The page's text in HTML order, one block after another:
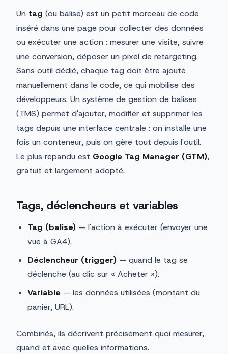
Un tag (ou balise) est un petit morceau de code
inséré dans une page pour collecter des données
ou exécuter une action : mesurer une visite, suivre
une conversion, déposer un pixel de retargeting.
Sans outil dédié, chaque tag doit être ajouté
manuellement dans le code, ce qui mobilise des
développeurs. Un système de gestion de balises
(TMS) permet d'ajouter, modifier et supprimer les
tags depuis une interface centrale : on installe une
fois un conteneur, puis on gère tout depuis l'outil.
Le plus répandu est Google Tag Manager (GTM),
gratuit et largement adopté.
Tags, déclencheurs et variables
Tag (balise) — l'action à exécuter (envoyer une
vue à GA4).
Déclencheur (trigger) — quand le tag se
déclenche (au clic sur « Acheter »).
Variable — les données utilisées (montant du
panier, URL).
Combinés, ils décrivent précisément quoi mesurer,
quand et avec quelles informations.